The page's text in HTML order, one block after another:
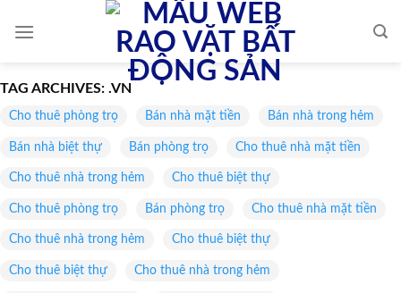
TAG ARCHIVES: .VN
Cho thuê phòng trọ Bán nhà mặt tiền Bán nhà trong hẻm
Bán nhà biệt thự Bán phòng trọ Cho thuê nhà mặt tiền
Cho thuê nhà trong hẻm Cho thuê biệt thự
Cho thuê phòng trọ Bán phòng trọ Cho thuê nhà mặt tiền
Cho thuê nhà trong hẻm Cho thuê biệt thự
Cho thuê biệt thự Cho thuê nhà trong hẻm